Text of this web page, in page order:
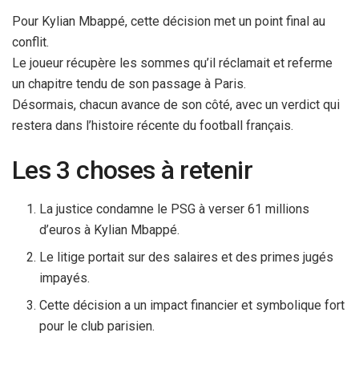
Pour Kylian Mbappé, cette décision met un point final au
conflit.
Le joueur récupère les sommes qu’il réclamait et referme
un chapitre tendu de son passage à Paris.
Désormais, chacun avance de son côté, avec un verdict qui
restera dans l’histoire récente du football français.
Les 3 choses à retenir
La justice condamne le PSG à verser 61 millions
d’euros à Kylian Mbappé.
Le litige portait sur des salaires et des primes jugés
impayés.
Cette décision a un impact financier et symbolique fort
pour le club parisien.